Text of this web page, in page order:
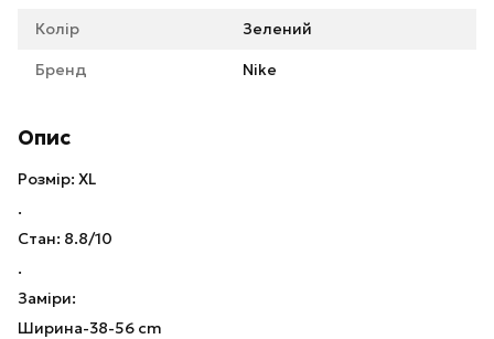
Колір Зелений
Бренд Nike
Опис
Розмір: XL
.
Стан: 8.8/10
.
Заміри:
Ширина-38-56 cm